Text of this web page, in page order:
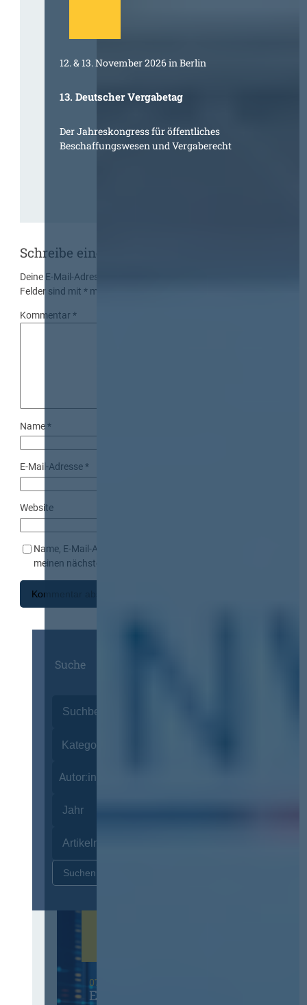
12. & 13. November 2026 in Berlin
13. Deutscher Vergabetag
Der Jahreskongress für öffentliches
Beschaffungswesen und Vergaberecht
Schreibe einen Kommentar
Deine E-Mail-Adresse wird nicht veröffentlicht.
Felder sind mit* markiert
Kommentar*
Name*
E-Mail-Adresse*
Website
Name, E-Mail-Adresse und Website in diesem Browser für
meinen nächsten Kommentar speichern.
Suche
Autor:innen
07. Oktober 2026 in Berlin
EVB-IT Thementag